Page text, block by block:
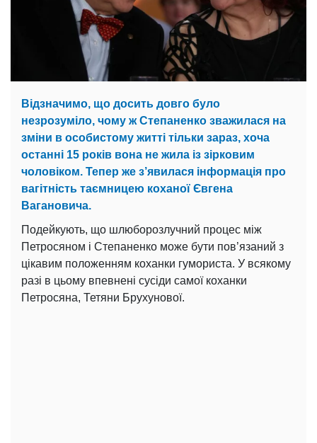
Відзначимо, що досить довго було
незрозуміло, чому ж Степаненко зважилася на
зміни в особистому житті тільки зараз, хоча
останні 15 років вона не жила із зірковим
чоловіком. Тепер же з’явилася інформація про
вагітність таємницею коханої Євгена
Вагановича.
Подейкують, що шлюборозлучний процес між
Петросяном і Степаненко може бути пов’язаний з
цікавим положенням коханки гумориста. У всякому
разі в цьому впевнені сусіди самої коханки
Петросяна, Тетяни Брухунової.